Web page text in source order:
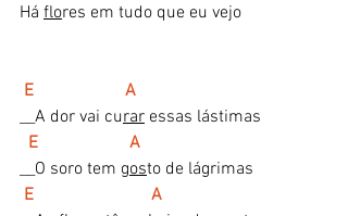
Há flores em tudo que eu vejo
E                     A
__A dor vai curar essas lástimas
E                     A
__O soro tem gosto de lágrimas
E                           A